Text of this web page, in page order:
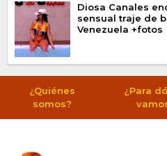
Diosa Canales
sensual traje de
Venezuela +fotos
¿Quiénes
somos?
¿Para